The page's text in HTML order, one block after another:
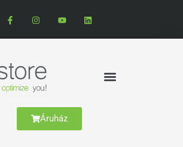
Áruház